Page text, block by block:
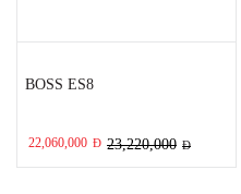
BOSS ES8
22,060,000 Đ 23,220,000 Đ